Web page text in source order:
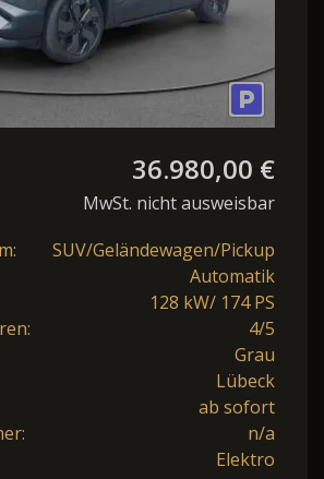
36.980,00 €
MwSt. nicht ausweisbar
SUV/Geländewagen/Pickup
Automatik
128 kW/ 174 PS
4/5
Grau
Lübeck
ab sofort
n/a
Elektro